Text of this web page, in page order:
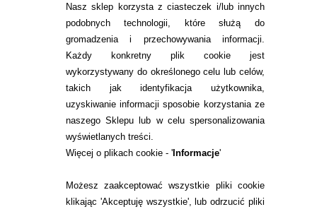
Nasz sklep korzysta z ciasteczek i/lub innych
podobnych technologii, które służą do
gromadzenia i przechowywania informacji.
Każdy konkretny plik cookie jest
wykorzystywany do określonego celu lub celów,
takich jak identyfikacja użytkownika,
uzyskiwanie informacji sposobie korzystania ze
naszego Sklepu lub w celu spersonalizowania
wyświetlanych treści.
Więcej o plikach cookie - 'Informacje'
Możesz zaakceptować wszystkie pliki cookie
klikając 'Akceptuję wszystkie', lub odrzucić pliki
INFORMACJE KONTAKTOWE
KONTAKT
TEL.
E-MAIL.
KONTAKT@ALESOCZEWKI.COM